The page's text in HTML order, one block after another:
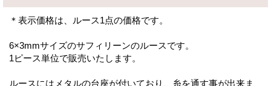
＊表示価格は、ルース1点の価格です。
6×3mmサイズのサフィリーンのルースです。
1ピース単位で販売いたします。
ルースにはメタルの台座が付いており、糸を通す事が出来ま